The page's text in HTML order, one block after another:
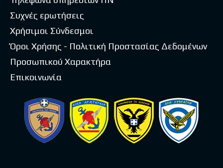
Συχνές ερωτήσεις
Χρήσιμοι Σύνδεσμοι
Όροι Χρήσης - Πολιτική Προστασίας Δεδομένων
Προσωπικού Χαρακτήρα
Επικοινωνία